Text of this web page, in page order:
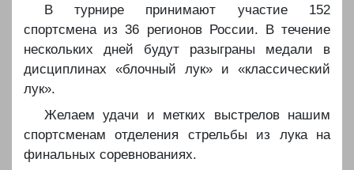
В турнире принимают участие 152
спортсмена из 36 регионов России. В течение
нескольких дней будут разыграны медали в
дисциплинах «блочный лук» и «классический
лук».
Желаем удачи и метких выстрелов нашим
спортсменам отделения стрельбы из лука на
финальных соревнованиях.